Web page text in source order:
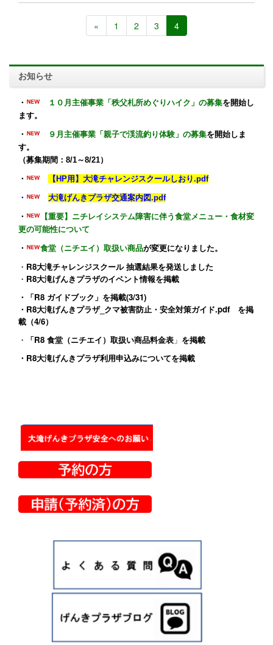
« 1 2 3 4
お知らせ
・ １０月主催事業「秩父札所めぐりハイク」の募集を開始し
ます。
・ ９月主催事業「親子で渓流釣り体験」の募集を開始しま
す。
（募集期間：8/1～8/21）
・ 【HP用】大滝チャレンジスクールしおり.pdf
・ 大滝げんきプラザ交通案内図.pdf
・
【重要】ニチレイシステム障害に伴う食堂メニュー・食材変
更の可能性について
・ 食堂（ニチエイ）取扱い商品が変更になりました。
・ R8大滝チャレンジスクール 抽選結果を発送しました
・ R8大滝げんきプラザのイベント情報を掲載
・ 「R8 ガイドブック」 を掲載(3/31)
・ R8大滝げんきプラザ_クマ被害防止・安全対策ガイド.pdfを掲
載（4/6）
・
「R8 食堂（ニチエイ）取扱い商品料金表 」 を掲載
・ R8大滝げんきプラザ利用申込みについてを掲載